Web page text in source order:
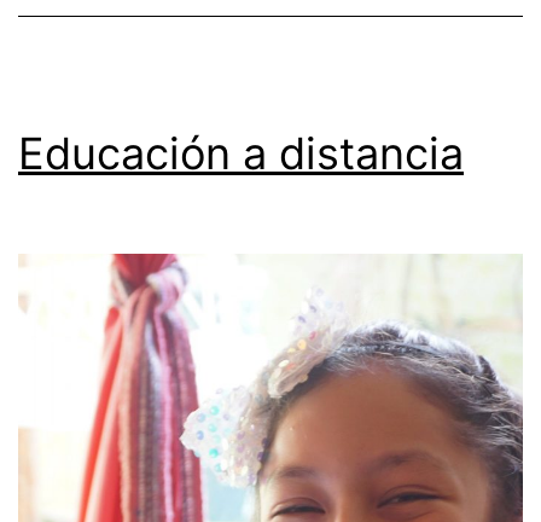
Educación a distancia